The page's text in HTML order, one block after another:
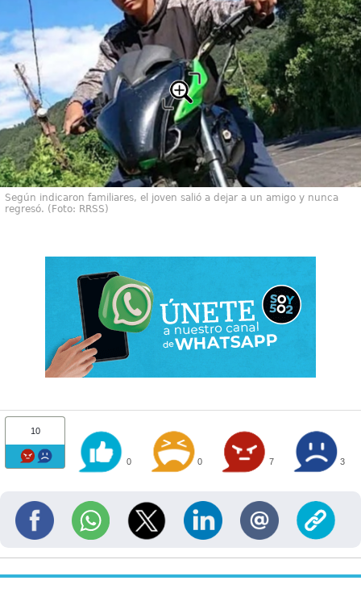
Según indicaron familiares, el joven salió a dejar a un amigo y nunca
regresó. (Foto: RRSS)
10
0 0 7 3